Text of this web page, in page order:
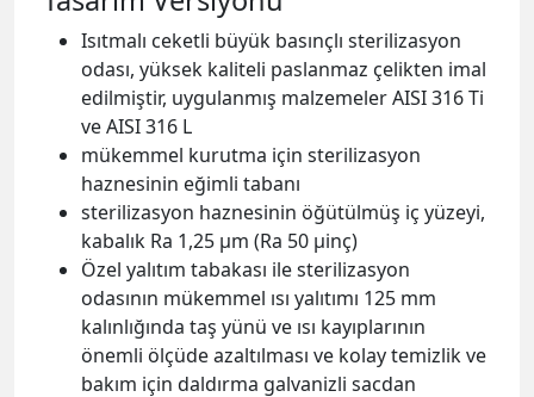
Isıtmalı ceketli büyük basınçlı sterilizasyon
odası, yüksek kaliteli paslanmaz çelikten imal
edilmiştir, uygulanmış malzemeler AISI 316 Ti
ve AISI 316 L
mükemmel kurutma için sterilizasyon
haznesinin eğimli tabanı
sterilizasyon haznesinin öğütülmüş iç yüzeyi,
kabalık Ra 1,25 µm (Ra 50 µinç)
Özel yalıtım tabakası ile sterilizasyon
odasının mükemmel ısı yalıtımı 125 mm
kalınlığında taş yünü ve ısı kayıplarının
önemli ölçüde azaltılması ve kolay temizlik ve
bakım için daldırma galvanizli sacdan